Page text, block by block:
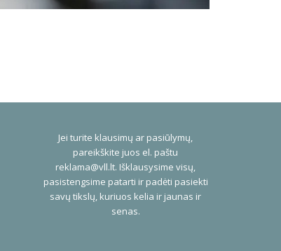
Jei turite klausimų ar pasiūlymų,
pareikškite juos el. paštu
reklama@vll.lt. Išklausysime visų,
pasistengsime patarti ir padėti pasiekti
savų tikslų, kuriuos kelia ir jaunas ir
senas.